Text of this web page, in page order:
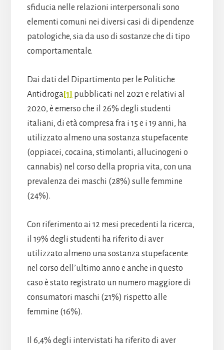
sfiducia nelle relazioni interpersonali sono
elementi comuni nei diversi casi di dipendenze
patologiche, sia da uso di sostanze che di tipo
comportamentale.
Dai dati del Dipartimento per le Politiche
Antidroga[1] pubblicati nel 2021 e relativi al
2020, è emerso che il 26% degli studenti
italiani, di età compresa fra i 15 e i 19 anni, ha
utilizzato almeno una sostanza stupefacente
(oppiacei, cocaina, stimolanti, allucinogeni o
cannabis) nel corso della propria vita, con una
prevalenza dei maschi (28%) sulle femmine
(24%).
Con riferimento ai 12 mesi precedenti la ricerca,
il 19% degli studenti ha riferito di aver
utilizzato almeno una sostanza stupefacente
nel corso dell’ultimo anno e anche in questo
caso è stato registrato un numero maggiore di
consumatori maschi (21%) rispetto alle
femmine (16%).
Il 6,4% degli intervistati ha riferito di aver